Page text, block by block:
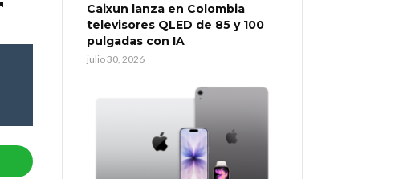
Caixun lanza en Colombia
televisores QLED de 85 y 100
pulgadas con IA
julio 30, 2026